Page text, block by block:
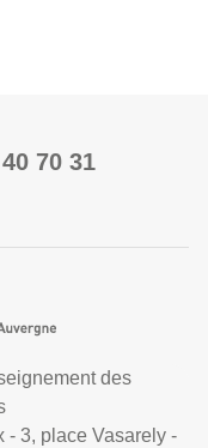
70 31
des
- 3, place Vasarely -